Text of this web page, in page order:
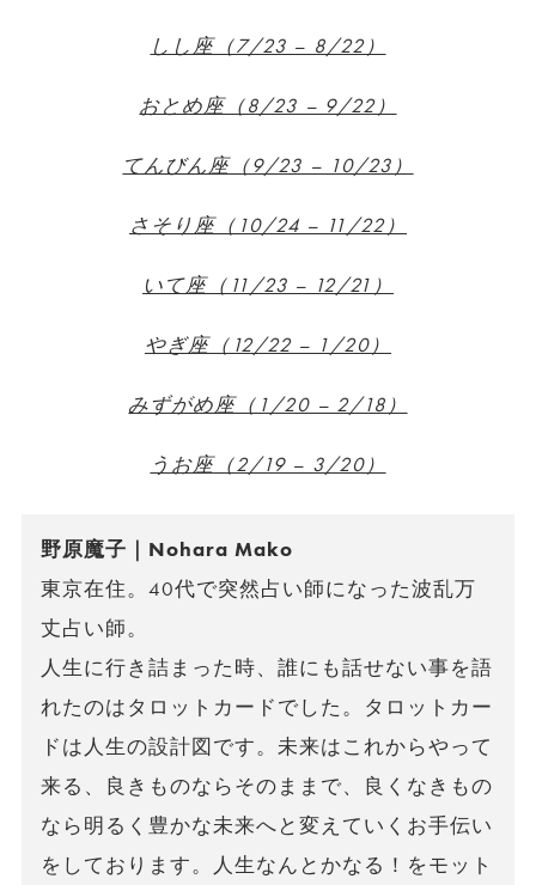
しし座（7/23 – 8/22）
おとめ座（8/23 – 9/22）
てんびん座（9/23 – 10/23）
さそり座（10/24 – 11/22）
いて座（11/23 – 12/21）
やぎ座（12/22 – 1/20）
みずがめ座（1/20 – 2/18）
うお座（2/19 – 3/20）
野原魔子｜Nohara Mako
東京在住。40代で突然占い師になった波乱万
丈占い師。
人生に行き詰まった時、誰にも話せない事を語
れたのはタロットカードでした。タロットカー
ドは人生の設計図です。未来はこれからやって
来る、良きものならそのままで、良くなきもの
なら明るく豊かな未来へと変えていくお手伝い
をしております。人生なんとかなる！をモット